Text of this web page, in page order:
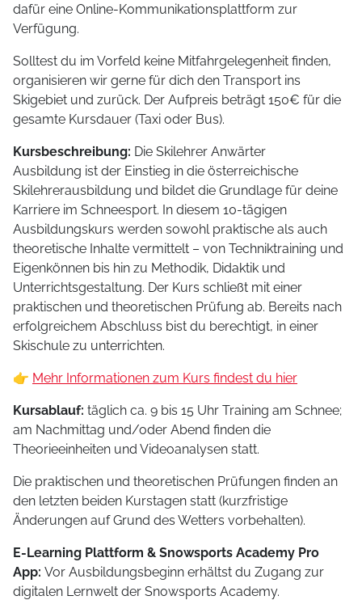
dafür eine Online-Kommunikationsplattform zur
Verfügung.
Solltest du im Vorfeld keine Mitfahrgelegenheit finden,
organisieren wir gerne für dich den Transport ins
Skigebiet und zurück. Der Aufpreis beträgt 150€ für die
gesamte Kursdauer (Taxi oder Bus).
Kursbeschreibung: Die Skilehrer Anwärter
Ausbildung ist der Einstieg in die österreichische
Skilehrerausbildung und bildet die Grundlage für deine
Karriere im Schneesport. In diesem 10-tägigen
Ausbildungskurs werden sowohl praktische als auch
theoretische Inhalte vermittelt – von Techniktraining und
Eigenkönnen bis hin zu Methodik, Didaktik und
Unterrichtsgestaltung. Der Kurs schließt mit einer
praktischen und theoretischen Prüfung ab. Bereits nach
erfolgreichem Abschluss bist du berechtigt, in einer
Skischule zu unterrichten.
👉 Mehr Informationen zum Kurs findest du hier
Kursablauf: täglich ca. 9 bis 15 Uhr Training am Schnee;
am Nachmittag und/oder Abend finden die
Theorieeinheiten und Videoanalysen statt.
Die praktischen und theoretischen Prüfungen finden an
den letzten beiden Kurstagen statt (kurzfristige
Änderungen auf Grund des Wetters vorbehalten).
E-Learning Plattform & Snowsports Academy Pro
App: Vor Ausbildungsbeginn erhältst du Zugang zur
digitalen Lernwelt der Snowsports Academy.